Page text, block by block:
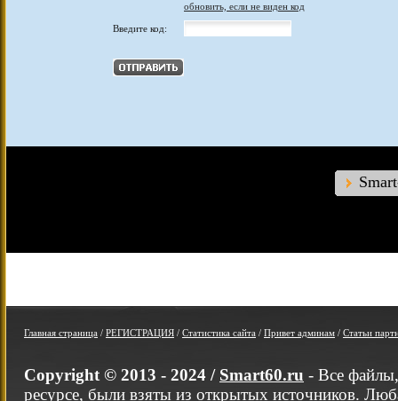
обновить, если не виден код
Введите код:
Главная страница / РЕГИСТРАЦИЯ / Статистика сайта / Привет админам / Статьи
Copyright © 2013 - 2024 / Smart60.ru - Все
ресурсе, были взяты из открытых источников.